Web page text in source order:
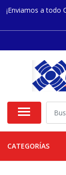
¡Enviamos a todo
CATEGORÍAS